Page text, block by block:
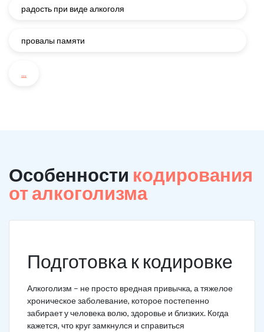
радость при виде алкоголя
провалы памяти
...
Особенности кодирования
от алкоголизма
Подготовка к кодировке
Алкоголизм – не просто вредная привычка, а тяжелое
хроническое заболевание, которое постепенно
забирает у человека волю, здоровье и близких. Когда
кажется, что круг замкнулся и справиться